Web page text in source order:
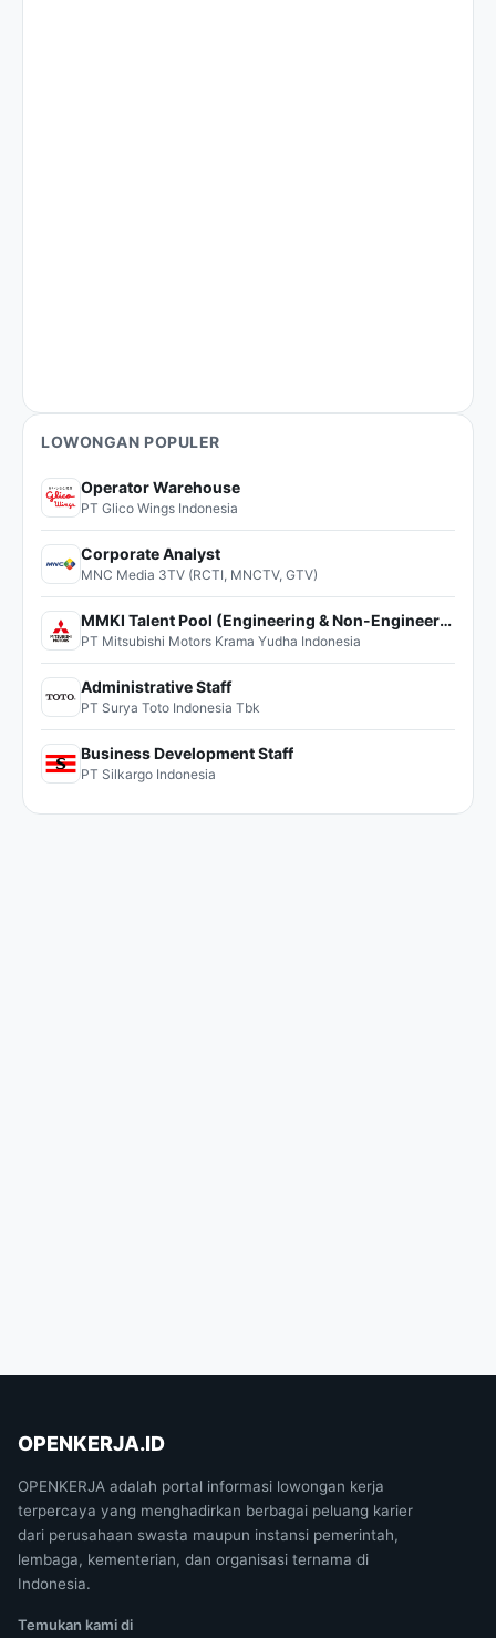
LOWONGAN POPULER
Operator Warehouse
PT Glico Wings Indonesia
Corporate Analyst
MNC Media 3TV (RCTI, MNCTV, GTV)
MMKI Talent Pool (Engineering & Non-Engineering)
PT Mitsubishi Motors Krama Yudha Indonesia
Administrative Staff
PT Surya Toto Indonesia Tbk
Business Development Staff
PT Silkargo Indonesia
OPENKERJA.ID
OPENKERJA adalah portal informasi lowongan kerja
terpercaya yang menghadirkan berbagai peluang karier
dari perusahaan swasta maupun instansi pemerintah,
lembaga, kementerian, dan organisasi ternama di
Indonesia.
Temukan kami di